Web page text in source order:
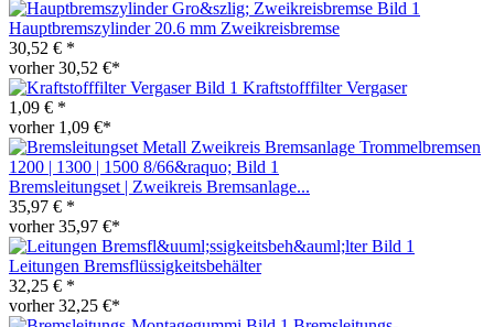
Hauptbremszylinder 20.6 mm Zweikreisbremse
30,52 € *
vorher 30,52 €*
Kraftstofffilter Vergaser
1,09 € *
vorher 1,09 €*
Bremsleitungset | Zweikreis Bremsanlage...
35,97 € *
vorher 35,97 €*
Leitungen Bremsflüssigkeitsbehälter
32,25 € *
vorher 32,25 €*